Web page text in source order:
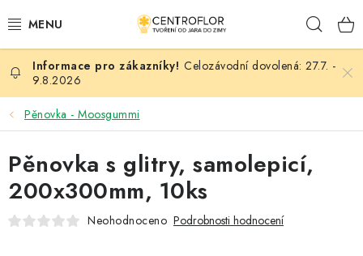
na
SEZÓNNÍ TVOŘENÍ
DŘEVĚNÉ VÝROBKY
MEDAILE
PLACKY A MAGNETKY
Celozávodní dovolená: 27.7. -
9.8.2026
Pěnovka - Moosgummi
Pěnovka s glitry, samolepicí,
200x300mm, 10ks
Neohodnoceno Podrobnosti hodnocení